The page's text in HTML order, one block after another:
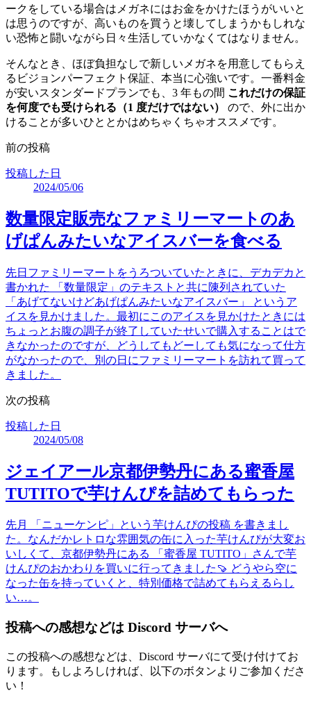
ークをしている場合はメガネにはお金をかけたほうがいいと
は思うのですが、高いものを買うと壊してしまうかもしれな
い恐怖と闘いながら日々生活していかなくてはなりません。
そんなとき、ほぼ負担なしで新しいメガネを用意してもらえ
るビジョンパーフェクト保証、本当に心強いです。一番料金
が安いスタンダードプランでも、3 年もの間 これだけの保証
を何度でも受けられる（1 度だけではない）
ので、外に出か
けることが多いひととかはめちゃくちゃオススメです。
前の投稿
投稿した日
2024/05/06
数量限定販売なファミリーマートのあ
げぱんみたいなアイスバーを食べる
先日ファミリーマートをうろついていたときに、デカデカと
書かれた 「数量限定」のテキストと共に陳列されていた
「あげてないけどあげぱんみたいなアイスバー」 というア
イスを見かけました。最初にこのアイスを見かけたときには
ちょっとお腹の調子が終了していたせいで購入することはで
きなかったのですが、どうしてもどーしても気になって仕方
がなかったので、別の日にファミリーマートを訪れて買って
きました。
次の投稿
投稿した日
2024/05/08
ジェイアール京都伊勢丹にある蜜香屋
TUTITOで芋けんぴを詰めてもらった
先月 「ニューケンピ」という芋けんぴの投稿 を書きまし
た。なんだかレトロな雰囲気の缶に入った芋けんぴが大変お
いしくて、京都伊勢丹にある 「蜜香屋 TUTITO」さんで芋
けんぴのおかわりを買いに行ってきました🍠 どうやら空に
なった缶を持っていくと、特別価格で詰めてもらえるらし
い…。
投稿への感想などは Discord サーバへ
この投稿への感想などは、Discord サーバにて受け付けてお
ります。もしよろしければ、以下のボタンよりご参加くださ
い！